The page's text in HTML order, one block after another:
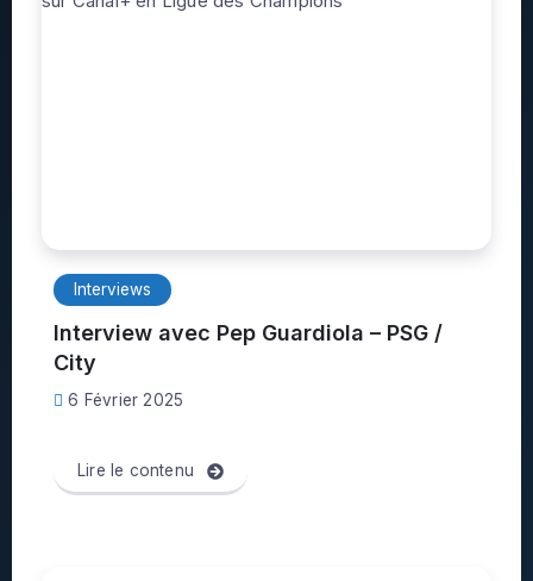
Interviews
Interview avec Pep Guardiola – PSG /
City
6 Février 2025
Lire le contenu